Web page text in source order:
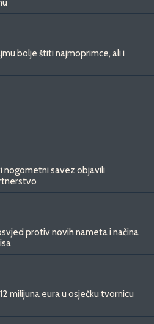
bolje štiti najmoprimce, ali i
nogometni savez objavili
protiv novih nameta i načina
milijuna eura u osječku tvornicu